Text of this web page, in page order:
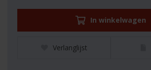
In winkelwagen
Verlanglijst